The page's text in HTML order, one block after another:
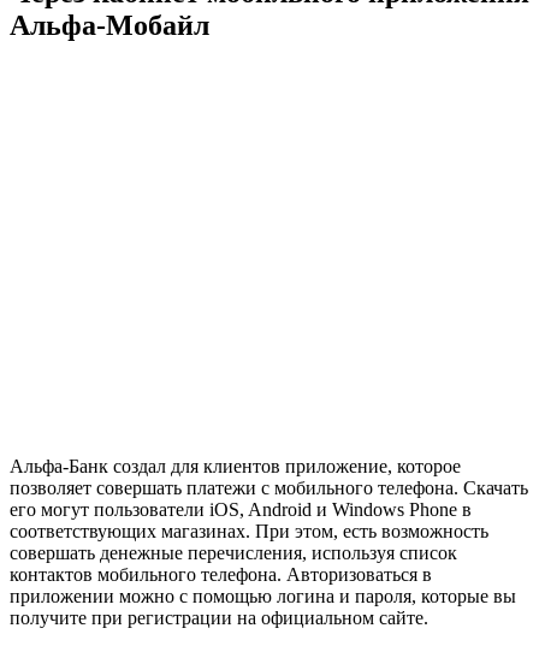
Альфа-Мобайл
Альфа-Банк создал для клиентов приложение, которое
позволяет совершать платежи с мобильного телефона. Скачать
его могут пользователи iOS, Android и Windows Phone в
соответствующих магазинах. При этом, есть возможность
совершать денежные перечисления, используя список
контактов мобильного телефона. Авторизоваться в
приложении можно с помощью логина и пароля, которые вы
получите при регистрации на официальном сайте.